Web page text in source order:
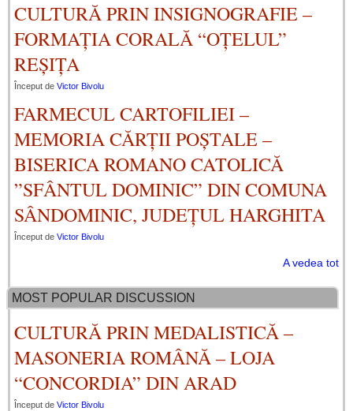
CULTURĂ PRIN INSIGNOGRAFIE –
FORMAȚIA CORALĂ “OȚELUL”
REȘIȚA
Început de Victor Bivolu
FARMECUL CARTOFILIEI –
MEMORIA CĂRȚII POȘTALE –
BISERICA ROMANO CATOLICĂ
”SFÂNTUL DOMINIC” DIN COMUNA
SÂNDOMINIC, JUDEȚUL HARGHITA
Început de Victor Bivolu
A vedea tot
MOST POPULAR DISCUSSION
CULTURĂ PRIN MEDALISTICĂ –
MASONERIA ROMÂNĂ – LOJA
“CONCORDIA” DIN ARAD
Început de Victor Bivolu